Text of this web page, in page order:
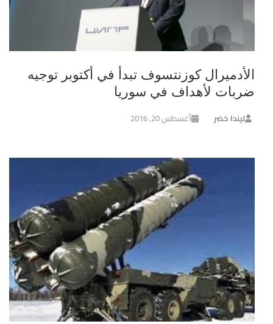
الأدميرال كوزنتسوف تبدأ في أكتوبر توجيه
ضربات لأهداف في سوريا
ليندا خضر أغسطس 20, 2016